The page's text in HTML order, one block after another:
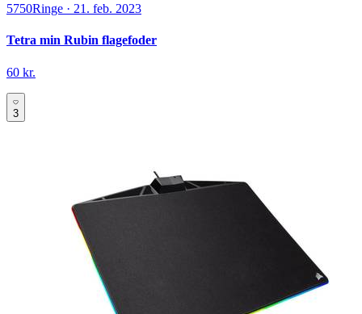
5750Ringe · 21. feb. 2023
Tetra min Rubin flagefoder
60 kr.
3